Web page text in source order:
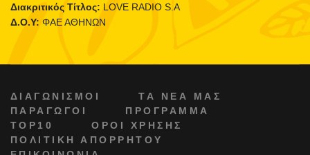
Διακριτικός Τίτλος: LOVE RADIO S.A
Δ.Ο.Υ: ΦΑΕ ΑΘΗΝΩΝ
ΔΙΑΓΩΝΙΣΜΟΙ
ΤΑ ΝΕΑ ΜΑΣ
ΠΑΡΑΓΩΓΟΙ
ΠΡΟΓΡΑΜΜΑ
TOP10
ΟΡΟΙ ΧΡΗΣΗΣ
ΠΟΛΙΤΙΚΗ ΑΠΟΡΡΗΤΟΥ